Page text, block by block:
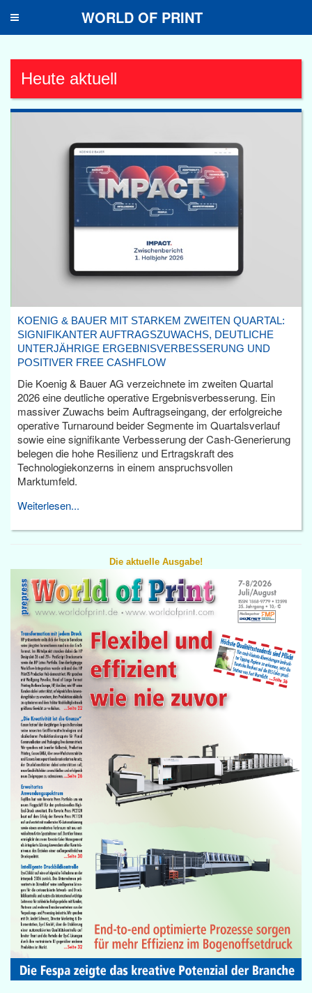
Toggle
WORLD OF PRINT
Heute aktuell
KOENIG & BAUER MIT STARKEM ZWEITEN QUARTAL:
SIGNIFIKANTER AUFTRAGSZUWACHS, DEUTLICHE
UNTERJÄHRIGE ERGEBNISVERBESSERUNG UND
POSITIVER FREE CASHFLOW
Die Koenig & Bauer AG verzeichnete im zweiten Quartal
2026 eine deutliche operative Ergebnisverbesserung. Ein
massiver Zuwachs beim Auftragseingang, der erfolgreiche
operative Turnaround beider Segmente im Quartalsverlauf
sowie eine signifikante Verbesserung der Cash-Generierung
belegen die hohe Resilienz und Ertragskraft des
Technologiekonzerns in einem anspruchsvollen
Marktumfeld.
Weiterlesen...
Die aktuelle Ausgabe!